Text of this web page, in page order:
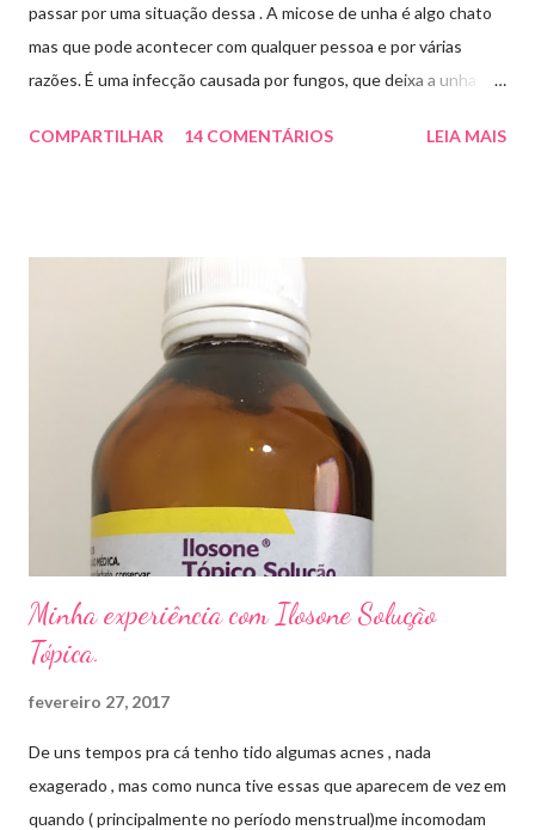
passar por uma situação dessa . A micose de unha é algo chato
mas que pode acontecer com qualquer pessoa e por várias
razões. É uma infecção causada por fungos, que deixa a unha
descolar da pele. As causas mais comuns dessas micoses é por
micose de unha é feito com esmaltes antifúngicos ou remédios
orais ,ou para aplicação local receitados pelo dermatologista. O
tempo para tratamento pode variar de 06 meses a um ano. Para
quem prefere tratamentos caseiros , pode aplicar óleo de cravo
duas vezes ao dia. Eu já passei por isso, pelo uso de muito
sapato fechado e apertado . E utilizei o Ciclopirox olamina que é
um agente antifúngico sintético para tratamento dermatológico
COMPARTILHAR 14 COMENTÁRIOS LEIA MAIS
Minha experiência com Ilosone Solução
Tópica.
fevereiro 27, 2017
De uns tempos pra cá tenho tido algumas acnes , nada
exagerado , mas como nunca tive essas que aparecem de vez em
quando ( principalmente no período menstrual)me incomodam